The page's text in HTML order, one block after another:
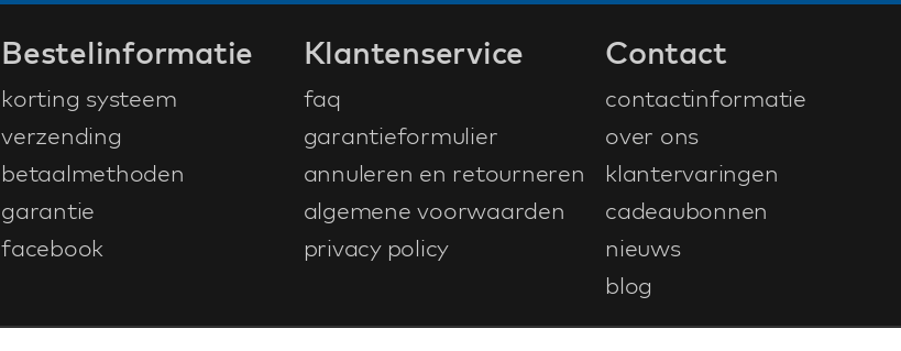
Bestelinformatie
korting systeem
verzending
betaalmethoden
garantie
facebook
Klantenservice
faq
garantieformulier
annuleren en retourneren
algemene voorwaarden
privacy policy
Contact
contactinformatie
over ons
klantervaringen
cadeaubonnen
nieuws
blog